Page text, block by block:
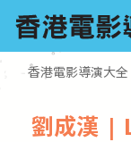
香港電影導演大全
劉成漢 |